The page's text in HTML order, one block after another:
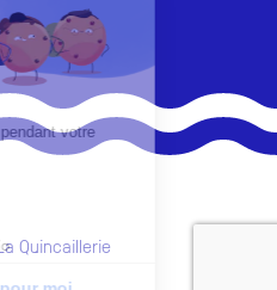
Quincaillerie
de
accompagner pendant votre
par